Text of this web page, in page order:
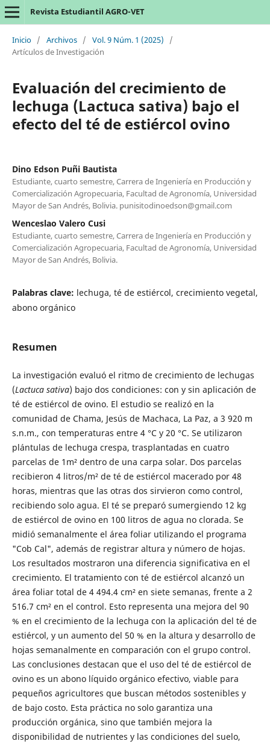
Revista Estudiantil AGRO-VET
Inicio / Archivos / Vol. 9 Núm. 1 (2025)
/
Artículos de Investigación
Evaluación del crecimiento de
lechuga (Lactuca sativa) bajo el
efecto del té de estiércol ovino
Dino Edson Puñi Bautista
Estudiante, cuarto semestre, Carrera de Ingeniería en Producción y
Comercialización Agropecuaria, Facultad de Agronomía, Universidad
Mayor de San Andrés, Bolivia. punisitodinoedson@gmail.com
Wenceslao Valero Cusi
Estudiante, cuarto semestre, Carrera de Ingeniería en Producción y
Comercialización Agropecuaria, Facultad de Agronomía, Universidad
Mayor de San Andrés, Bolivia.
Palabras clave: lechuga, té de estiércol, crecimiento vegetal,
abono orgánico
Resumen
La investigación evaluó el ritmo de crecimiento de lechugas
(Lactuca sativa) bajo dos condiciones: con y sin aplicación de
té de estiércol de ovino. El estudio se realizó en la
comunidad de Chama, Jesús de Machaca, La Paz, a 3 920 m
s.n.m., con temperaturas entre 4 °C y 20 °C. Se utilizaron
plántulas de lechuga crespa, trasplantadas en cuatro
parcelas de 1m² dentro de una carpa solar. Dos parcelas
recibieron 4 litros/m² de té de estiércol macerado por 48
horas, mientras que las otras dos sirvieron como control,
recibiendo solo agua. El té se preparó sumergiendo 12 kg
de estiércol de ovino en 100 litros de agua no clorada. Se
midió semanalmente el área foliar utilizando el programa
"Cob Cal", además de registrar altura y número de hojas.
Los resultados mostraron una diferencia significativa en el
crecimiento. El tratamiento con té de estiércol alcanzó un
área foliar total de 4 494.4 cm² en siete semanas, frente a 2
516.7 cm² en el control. Esto representa una mejora del 90
% en el crecimiento de la lechuga con la aplicación del té de
estiércol, y un aumento del 50 % en la altura y desarrollo de
hojas semanalmente en comparación con el grupo control.
Las conclusiones destacan que el uso del té de estiércol de
ovino es un abono líquido orgánico efectivo, viable para
pequeños agricultores que buscan métodos sostenibles y
de bajo costo. Esta práctica no solo garantiza una
producción orgánica, sino que también mejora la
disponibilidad de nutrientes y las condiciones del suelo,